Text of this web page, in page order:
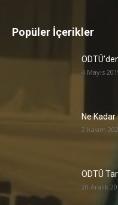
Popüler İçerikler
4 Mayıs
Ne Kadar
2 Kasım
ODTÜ
20 Aralık